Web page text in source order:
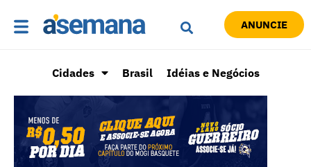
ANUNCIE
Cidades Brasil Idéias e Negócios